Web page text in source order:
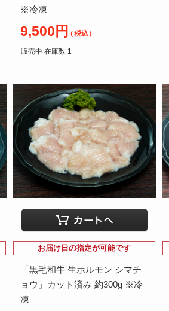
※冷凍
9,500円 （税込）
販売中 在庫数 1
お届け日の指定が可能です
「黒毛和牛 生ホルモン シマチ
ョウ」カット済み 約300g ※冷
凍